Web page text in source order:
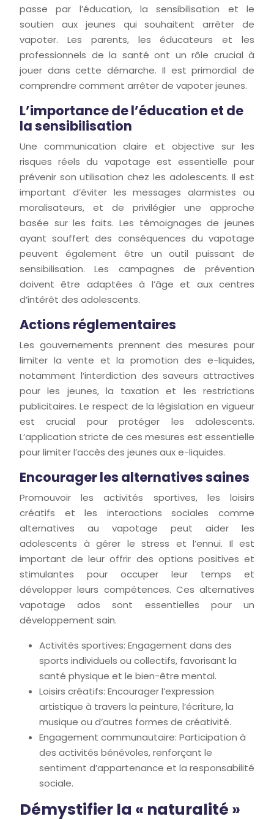
passe par l’éducation, la sensibilisation et le
soutien aux jeunes qui souhaitent arrêter de
vapoter. Les parents, les éducateurs et les
professionnels de la santé ont un rôle crucial à
jouer dans cette démarche. Il est primordial de
comprendre comment arrêter de vapoter jeunes.
L’importance de l’éducation et de
la sensibilisation
Une communication claire et objective sur les
risques réels du vapotage est essentielle pour
prévenir son utilisation chez les adolescents. Il est
important d’éviter les messages alarmistes ou
moralisateurs, et de privilégier une approche
basée sur les faits. Les témoignages de jeunes
ayant souffert des conséquences du vapotage
peuvent également être un outil puissant de
sensibilisation. Les campagnes de prévention
doivent être adaptées à l’âge et aux centres
d’intérêt des adolescents.
Actions réglementaires
Les gouvernements prennent des mesures pour
limiter la vente et la promotion des e-liquides,
notamment l’interdiction des saveurs attractives
pour les jeunes, la taxation et les restrictions
publicitaires. Le respect de la législation en vigueur
est crucial pour protéger les adolescents.
L’application stricte de ces mesures est essentielle
pour limiter l’accès des jeunes aux e-liquides.
Encourager les alternatives saines
Promouvoir les activités sportives, les loisirs
créatifs et les interactions sociales comme
alternatives au vapotage peut aider les
adolescents à gérer le stress et l’ennui. Il est
important de leur offrir des options positives et
stimulantes pour occuper leur temps et
développer leurs compétences. Ces alternatives
vapotage ados sont essentielles pour un
développement sain.
Activités sportives: Engagement dans des
sports individuels ou collectifs, favorisant la
santé physique et le bien-être mental.
Loisirs créatifs: Encourager l’expression
artistique à travers la peinture, l’écriture, la
musique ou d’autres formes de créativité.
Engagement communautaire: Participation à
des activités bénévoles, renforçant le
sentiment d’appartenance et la responsabilité
sociale.
Démystifier la « naturalité »